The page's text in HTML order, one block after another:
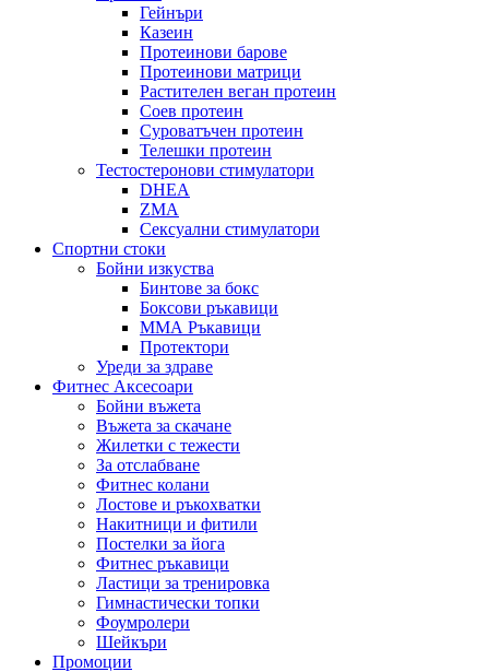
Гейнъри
Казеин
Протеинови барове
Протеинови матрици
Растителен веган протеин
Соев протеин
Суроватъчен протеин
Телешки протеин
Тестостеронови стимулатори
DHEA
ZMA
Сексуални стимулатори
Спортни стоки
Бойни изкуства
Бинтове за бокс
Боксови ръкавици
ММА Ръкавици
Протектори
Уреди за здраве
Фитнес Аксесоари
Бойни въжета
Въжета за скачане
Жилетки с тежести
За отслабване
Фитнес колани
Лостове и ръкохватки
Накитници и фитили
Постелки за йога
Фитнес ръкавици
Ластици за тренировка
Гимнастически топки
Фоумролери
Шейкъри
Промоции